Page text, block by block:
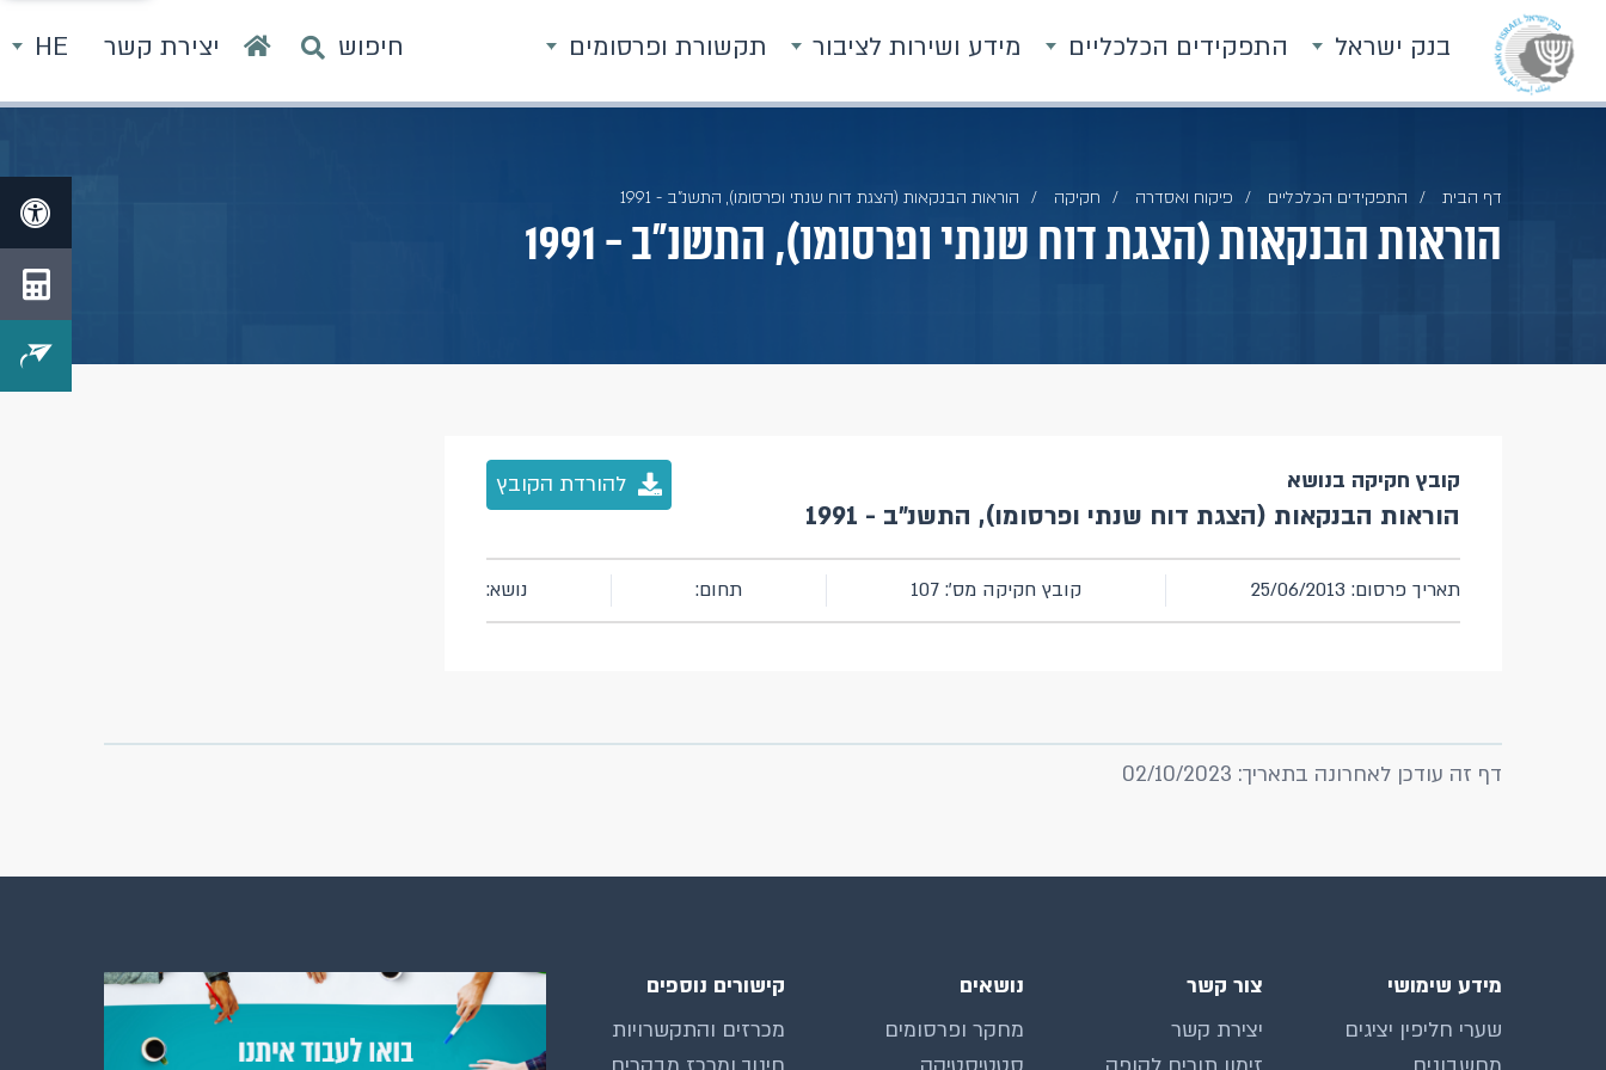
בנק ישראל התפקידים הכלכליים מידע ושירות לציבור תקשורת ופרסומים חיפוש יצירת קשר HE
דף הבית התפקידים הכלכליים פיקוח ואסדרה חקיקה הוראות הבנקאות (הצגת דוח שנתי ופרסומו), התשנ"ב - 1991
הוראות הבנקאות (הצגת דוח שנתי ופרסומו), התשנ"ב - 1991
קובץ חקיקה בנושא
הוראות הבנקאות (הצגת דוח שנתי ופרסומו), התשנ"ב - 1991
להורדת הקובץ
תאריך פרסום: 25/06/2013 קובץ חקיקה מס': 107 תחום: נושא:
דף זה עודכן לאחרונה בתאריך: 02/10/2023
מידע שימושי
שערי חליפין יציגים
צור קשר
יצירת קשר
נושאים
מחקר ופרסומים
קישורים נוספים
מכרזים והתקשרויות